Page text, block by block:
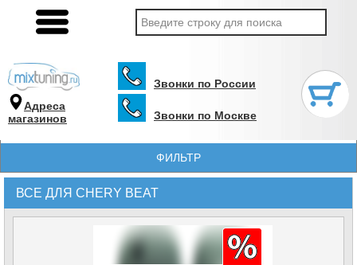
Адреса
магазинов
Звонки по России
Звонки по Москве
ФИЛЬТР
ВСЕ ДЛЯ CHERY BEAT